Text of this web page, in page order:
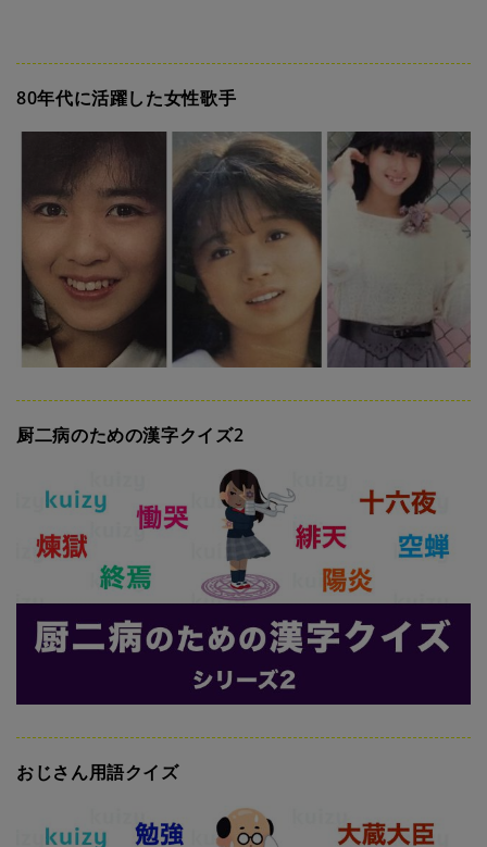
80年代に活躍した女性歌手
厨二病のための漢字クイズ2
おじさん用語クイズ